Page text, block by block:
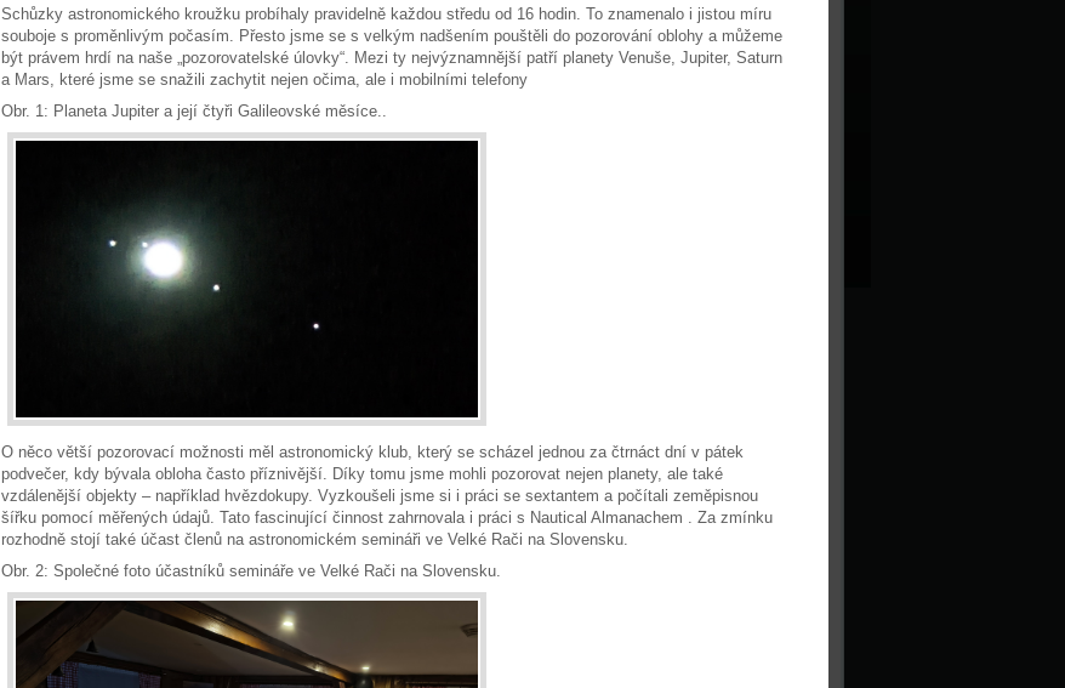
Schůzky astronomického kroužku probíhaly pravidelně každou středu od 16 hodin. To znamenalo i jistou míru
souboje s proměnlivým počasím. Přesto jsme se s velkým nadšením pouštěli do pozorování oblohy a můžeme
být právem hrdí na naše „pozorovatelské úlovky“. Mezi ty nejvýznamnější patří planety Venuše, Jupiter, Saturn
a Mars, které jsme se snažili zachytit nejen očima, ale i mobilními telefony
Obr. 1: Planeta Jupiter a její čtyři Galileovské měsíce..
O něco větší pozorovací možnosti měl astronomický klub, který se scházel jednou za čtrnáct dní v pátek
podvečer, kdy bývala obloha často příznivější. Díky tomu jsme mohli pozorovat nejen planety, ale také
vzdálenější objekty – například hvězdokupy. Vyzkoušeli jsme si i práci se sextantem a počítali zeměpisnou
šířku pomocí měřených údajů. Tato fascinující činnost zahrnovala i práci s Nautical Almanachem . Za zmínku
rozhodně stojí také účast členů na astronomickém semináři ve Velké Rači na Slovensku.
Obr. 2: Společné foto účastníků semináře ve Velké Rači na Slovensku.